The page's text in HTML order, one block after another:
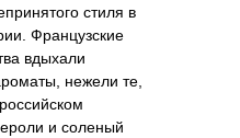
стиля в
Французские
вдыхали
нежели те,
и соленый